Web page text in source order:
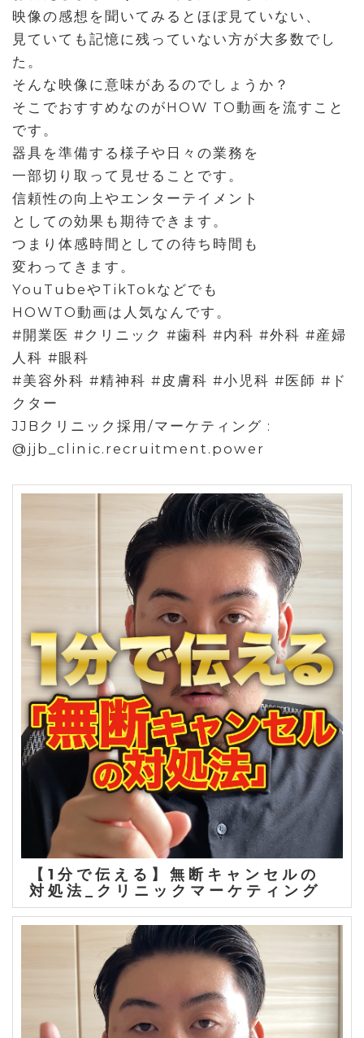
映像の感想を聞いてみるとほぼ見ていない、
見ていても記憶に残っていない方が大多数でし
た。
そんな映像に意味があるのでしょうか？
そこでおすすめなのがHOW TO動画を流すこと
です。
器具を準備する様子や日々の業務を
一部切り取って見せることです。
信頼性の向上やエンターテイメント
としての効果も期待できます。
つまり体感時間としての待ち時間も
変わってきます。
YouTubeやTikTokなどでも
HOWTO動画は人気なんです。
#開業医 #クリニック #歯科 #内科 #外科 #産婦
人科 #眼科
#美容外科 #精神科 #皮膚科 #小児科 #医師 #ド
クター
JJBクリニック採用/マーケティング :
@jjb_clinic.recruitment.power
【1分で伝える】無断キャンセルの
対処法_クリニックマーケティング